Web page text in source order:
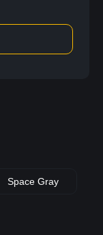
Space Gray